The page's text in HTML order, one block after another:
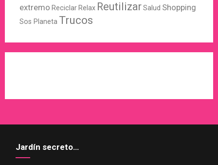
extremo Reciclar Relax ReutilizarSalud Shopping
Sos Planeta Trucos
Jardín secreto…